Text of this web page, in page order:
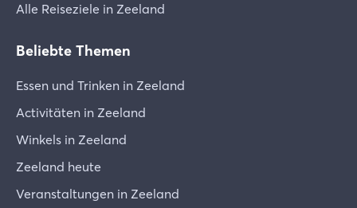
Alle Reiseziele in Zeeland
Beliebte Themen
Essen und Trinken in Zeeland
Activitäten in Zeeland
Winkels in Zeeland
Zeeland heute
Veranstaltungen in Zeeland